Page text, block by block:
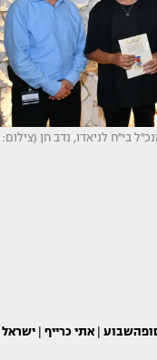
בי''ח לניאדו, נדב חן (צילום:
אתי כרייף
ישראל